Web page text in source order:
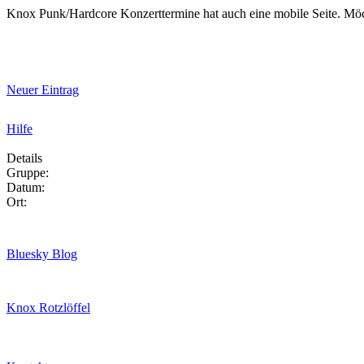
Knox Punk/Hardcore Konzerttermine hat auch eine mobile Seite.
Neuer Eintrag
Hilfe
Details
Gruppe:
Datum:
Ort:
Bluesky Blog
Knox Rotzlöffel